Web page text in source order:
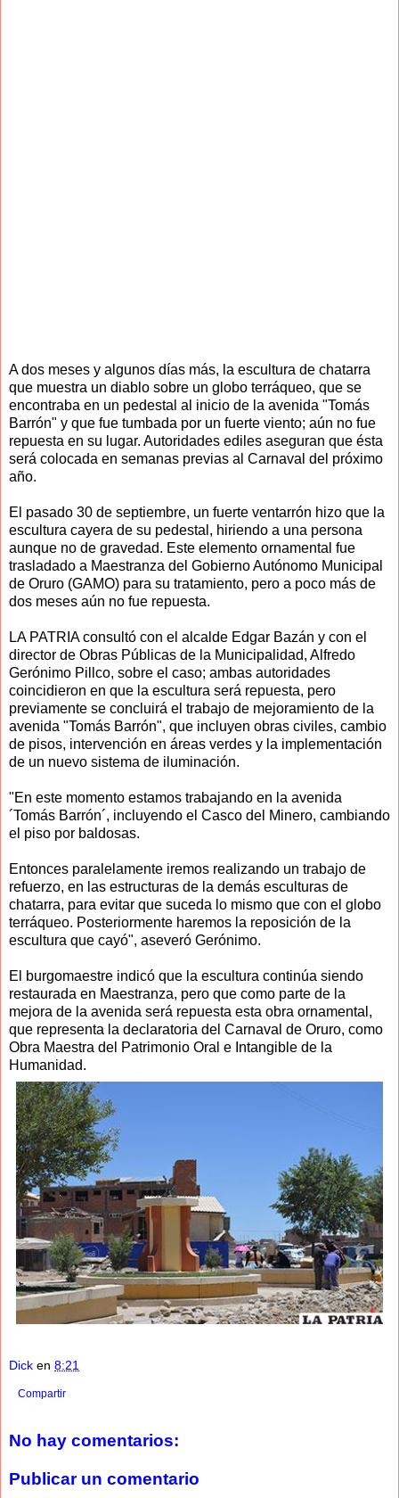
A dos meses y algunos días más, la escultura de chatarra
que muestra un diablo sobre un globo terráqueo, que se
encontraba en un pedestal al inicio de la avenida "Tomás
Barrón" y que fue tumbada por un fuerte viento; aún no fue
repuesta en su lugar. Autoridades ediles aseguran que ésta
será colocada en semanas previas al Carnaval del próximo
año.
El pasado 30 de septiembre, un fuerte ventarrón hizo que la
escultura cayera de su pedestal, hiriendo a una persona
aunque no de gravedad. Este elemento ornamental fue
trasladado a Maestranza del Gobierno Autónomo Municipal
de Oruro (GAMO) para su tratamiento, pero a poco más de
dos meses aún no fue repuesta.
LA PATRIA consultó con el alcalde Edgar Bazán y con el
director de Obras Públicas de la Municipalidad, Alfredo
Gerónimo Pillco, sobre el caso; ambas autoridades
coincidieron en que la escultura será repuesta, pero
previamente se concluirá el trabajo de mejoramiento de la
avenida "Tomás Barrón", que incluyen obras civiles, cambio
de pisos, intervención en áreas verdes y la implementación
de un nuevo sistema de iluminación.
"En este momento estamos trabajando en la avenida
´Tomás Barrón´, incluyendo el Casco del Minero, cambiando
el piso por baldosas.
Entonces paralelamente iremos realizando un trabajo de
refuerzo, en las estructuras de la demás esculturas de
chatarra, para evitar que suceda lo mismo que con el globo
terráqueo. Posteriormente haremos la reposición de la
escultura que cayó", aseveró Gerónimo.
El burgomaestre indicó que la escultura continúa siendo
restaurada en Maestranza, pero que como parte de la
mejora de la avenida será repuesta esta obra ornamental,
que representa la declaratoria del Carnaval de Oruro, como
Obra Maestra del Patrimonio Oral e Intangible de la
Humanidad.
Dick en 8:21
Compartir
No hay comentarios:
Publicar un comentario